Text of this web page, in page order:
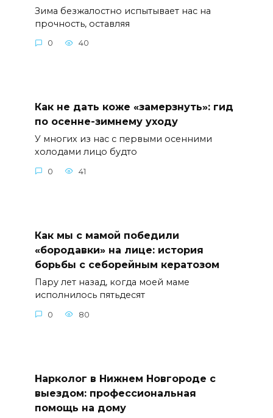
Зима безжалостно испытывает нас на
прочность, оставляя
0 40
Как не дать коже «замерзнуть»: гид
по осенне-зимнему уходу
У многих из нас с первыми осенними
холодами лицо будто
0 41
Как мы с мамой победили
«бородавки» на лице: история
борьбы с себорейным кератозом
Пару лет назад, когда моей маме
исполнилось пятьдесят
0 80
Нарколог в Нижнем Новгороде с
выездом: профессиональная
помощь на дому